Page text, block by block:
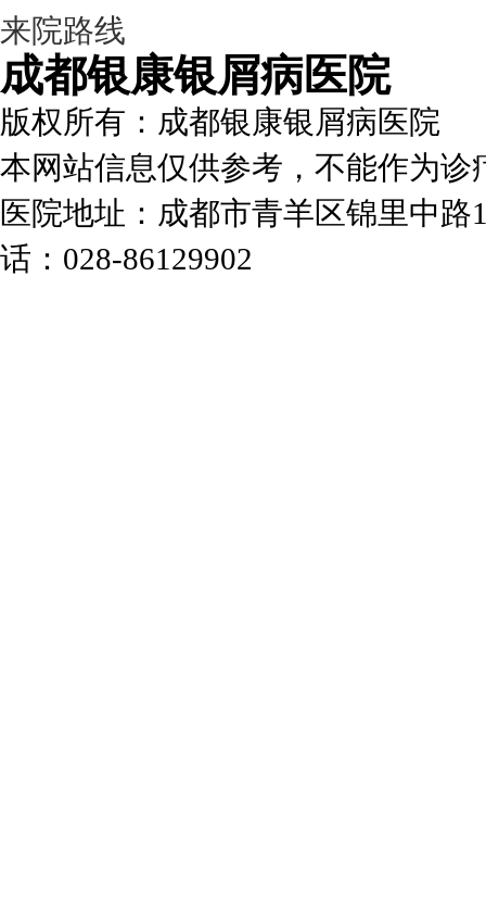
来院路线
成都银康银屑病医院
版权所有：成都银康银屑病医院
本网站信息仅供参考，不能作为诊
医院地址：成都市青羊区锦里中
话：028-86129902